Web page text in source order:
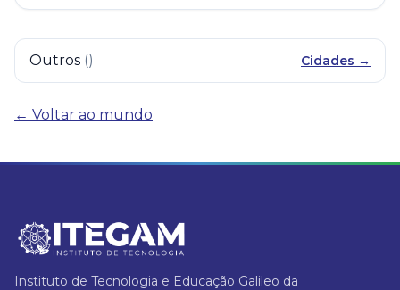
Outros () Cidades →
← Voltar ao mundo
Instituto de Tecnologia e Educação Galileo da